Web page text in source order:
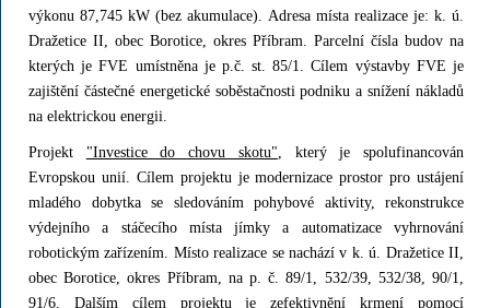
výkonu 87,745 kW (bez akumulace). Adresa místa realizace je: k. ú.
Dražetice II, obec Borotice, okres Příbram. Parcelní čísla budov na
kterých je FVE umístněna je p.č. st. 85/1. Cílem výstavby FVE je
zajištění částečné energetické soběstačnosti podniku a snížení nákladů
na elektrickou energii.
Projekt "Investice do chovu skotu" , který je spolufinancován
Evropskou unií. Cílem projektu je modernizace prostor pro ustájení
mladého dobytka se sledováním pohybové aktivity, rekonstrukce
výdejního a stáčecího místa jímky a automatizace vyhrnování
robotickým zařízením. Místo realizace se nachází v k. ú. Dražetice II,
obec Borotice, okres Příbram, na p. č. 89/1, 532/39, 532/38, 90/1,
91/6. Dalším cílem projektu je zefektivnění krmení pomocí